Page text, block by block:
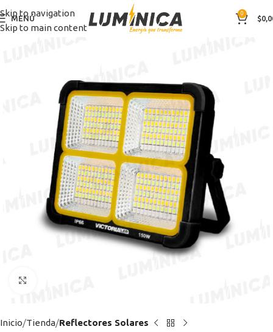
Skip to navigation
Skip to main content
MENÚ
0
$
Inicio Tienda Reflectores Solares